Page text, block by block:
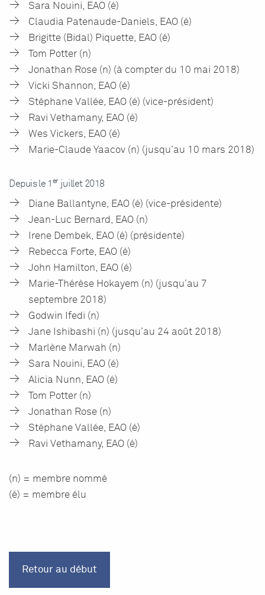
Sara Nouini, EAO (é)
Claudia Patenaude-Daniels, EAO (é)
Brigitte (Bidal) Piquette, EAO (é)
Tom Potter (n)
Jonathan Rose (n) (à compter du 10 mai 2018)
Vicki Shannon, EAO (é)
Stéphane Vallée, EAO (é) (vice-président)
Ravi Vethamany, EAO (é)
Wes Vickers, EAO (é)
Marie-Claude Yaacov (n) (jusqu’au 10 mars 2018)
Depuis le 1 er juillet 2018
Diane Ballantyne, EAO (é) (vice-présidente)
Jean-Luc Bernard, EAO (n)
Irene Dembek, EAO (é) (présidente)
Rebecca Forte, EAO (é)
John Hamilton, EAO (é)
Marie-Thérèse Hokayem (n) (jusqu’au 7
septembre 2018)
Godwin Ifedi (n)
Jane Ishibashi (n) (jusqu’au 24 août 2018)
Marlène Marwah (n)
Sara Nouini, EAO (é)
Alicia Nunn, EAO (é)
Tom Potter (n)
Jonathan Rose (n)
Stéphane Vallée, EAO (é)
Ravi Vethamany, EAO (é)
(n) = membre nommé
(é) = membre élu
Retour au début